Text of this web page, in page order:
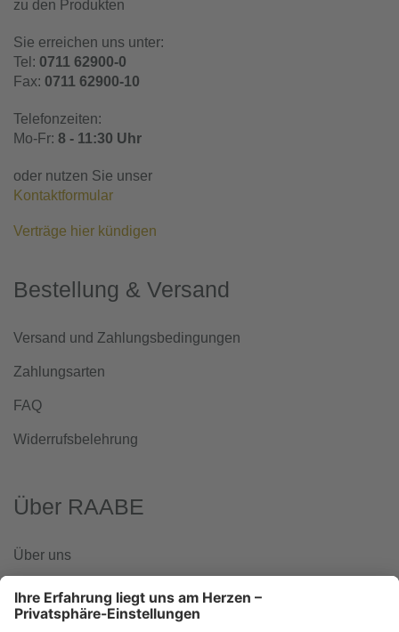
zu den Produkten
Sie erreichen uns unter:
Tel: 0711 62900-0
Fax: 0711 62900-10
Telefonzeiten:
Mo-Fr: 8 - 11:30 Uhr
oder nutzen Sie unser
Kontaktformular
Verträge hier kündigen
Bestellung & Versand
Versand und Zahlungsbedingungen
Zahlungsarten
FAQ
Widerrufsbelehrung
Über RAABE
Über uns
www.klett-gruppe.de